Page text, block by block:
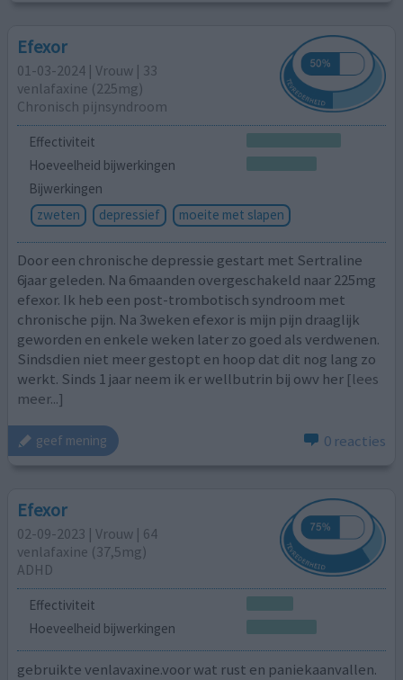
Efexor
01-03-2024 | Vrouw | 33
venlafaxine (225mg)
Chronisch pijnsyndroom
Effectiviteit
Hoeveelheid bijwerkingen
Bijwerkingen
zweten
depressief moeite met slapen
Door een chronische depressie gestart met Sertraline
6jaar geleden. Na 6maanden overgeschakeld naar 225mg
efexor. Ik heb een post-trombotisch syndroom met
chronische pijn. Na 3weken efexor is mijn pijn draaglijk
geworden en enkele weken later zo goed als verdwenen.
Sindsdien niet meer gestopt en hoop dat dit nog lang zo
werkt. Sinds 1 jaar neem ik er wellbutrin bij owv her [lees
meer...]
geef mening 0 reacties
Efexor
02-09-2023 | Vrouw | 64
venlafaxine (37,5mg)
ADHD
Effectiviteit
Hoeveelheid bijwerkingen
gebruikte venlavaxine.voor wat rust en paniekaanvallen.